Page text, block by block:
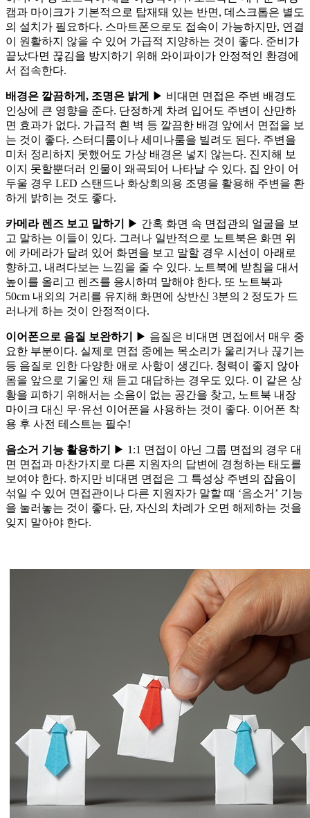
캠과 마이크가 기본적으로 탑재돼 있는 반면, 데스크톱은 별도
의 설치가 필요하다. 스마트폰으로도 접속이 가능하지만, 연결
이 원활하지 않을 수 있어 가급적 지양하는 것이 좋다. 준비가
끝났다면 끊김을 방지하기 위해 와이파이가 안정적인 환경에
서 접속한다.
배경은 깔끔하게, 조명은 밝게
▶ 비대면 면접은 주변 배경도
인상에 큰 영향을 준다. 단정하게 차려 입어도 주변이 산만하
면 효과가 없다. 가급적 흰 벽 등 깔끔한 배경 앞에서 면접을 보
는 것이 좋다. 스터디룸이나 세미나룸을 빌려도 된다. 주변을
미처 정리하지 못했어도 가상 배경은 넣지 않는다. 진지해 보
이지 못할뿐더러 인물이 왜곡되어 나타날 수 있다. 집 안이 어
두울 경우 LED 스탠드나 화상회의용 조명을 활용해 주변을 환
하게 밝히는 것도 좋다.
카메라 렌즈 보고 말하기
▶ 간혹 화면 속 면접관의 얼굴을 보
고 말하는 이들이 있다. 그러나 일반적으로 노트북은 화면 위
에 카메라가 달려 있어 화면을 보고 말할 경우 시선이 아래로
향하고, 내려다보는 느낌을 줄 수 있다. 노트북에 받침을 대서
높이를 올리고 렌즈를 응시하며 말해야 한다. 또 노트북과
50cm 내외의 거리를 유지해 화면에 상반신 3분의 2 정도가 드
러나게 하는 것이 안정적이다.
이어폰으로 음질 보완하기
▶ 음질은 비대면 면접에서 매우 중
요한 부분이다. 실제로 면접 중에는 목소리가 울리거나 끊기는
등 음질로 인한 다양한 애로 사항이 생긴다. 청력이 좋지 않아
몸을 앞으로 기울인 채 듣고 대답하는 경우도 있다. 이 같은 상
황을 피하기 위해서는 소음이 없는 공간을 찾고, 노트북 내장
마이크 대신 무·유선 이어폰을 사용하는 것이 좋다. 이어폰 착
용 후 사전 테스트는 필수!
음소거 기능 활용하기
▶ 1:1 면접이 아닌 그룹 면접의 경우 대
면 면접과 마찬가지로 다른 지원자의 답변에 경청하는 태도를
보여야 한다. 하지만 비대면 면접은 그 특성상 주변의 잡음이
섞일 수 있어 면접관이나 다른 지원자가 말할 때 ‘음소거’ 기능
을 눌러놓는 것이 좋다. 단, 자신의 차례가 오면 해제하는 것을
잊지 말아야 한다.